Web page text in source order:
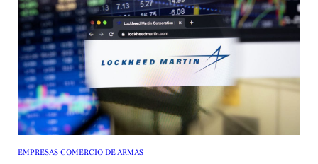
EMPRESAS COMERCIO DE ARMAS